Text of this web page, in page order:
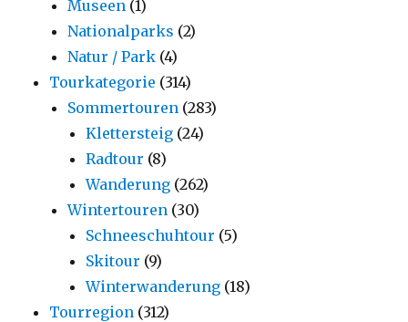
Museen (1)
Nationalparks (2)
Natur / Park (4)
Tourkategorie (314)
Sommertouren (283)
Klettersteig (24)
Radtour (8)
Wanderung (262)
Wintertouren (30)
Schneeschuhtour (5)
Skitour (9)
Winterwanderung (18)
Tourregion (312)